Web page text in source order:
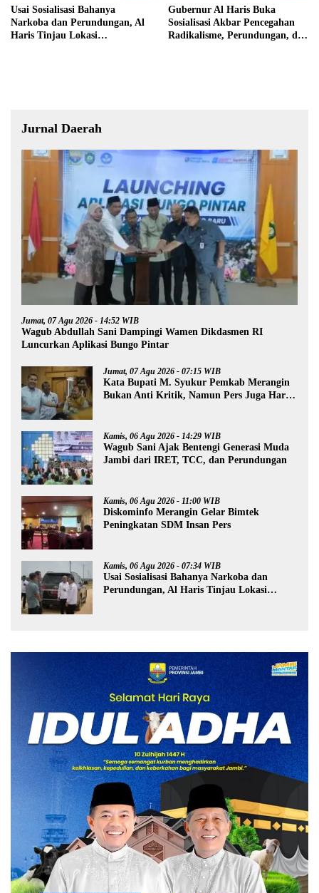
Usai Sosialisasi Bahanya
Narkoba dan Perundungan, Al
Haris Tinjau Lokasi
Gubernur Al Haris Buka
Sosialisasi Akbar Pencegahan
Radikalisme, Perundungan, dan
Jurnal Daerah
Jumat, 07 Agu 2026 - 14:52 WIB
Wagub Abdullah Sani Dampingi Wamen Dikdasmen RI
Luncurkan Aplikasi Bungo Pintar
Jumat, 07 Agu 2026 - 07:15 WIB
Kata Bupati M. Syukur Pemkab Merangin
Bukan Anti Kritik, Namun Pers Juga Harus
Kamis, 06 Agu 2026 - 14:29 WIB
Wagub Sani Ajak Bentengi Generasi Muda
Jambi dari IRET, TCC, dan Perundungan
Kamis, 06 Agu 2026 - 11:00 WIB
Diskominfo Merangin Gelar Bimtek
Peningkatan SDM Insan Pers
Kamis, 06 Agu 2026 - 07:34 WIB
Usai Sosialisasi Bahanya Narkoba dan
Perundungan, Al Haris Tinjau Lokasi